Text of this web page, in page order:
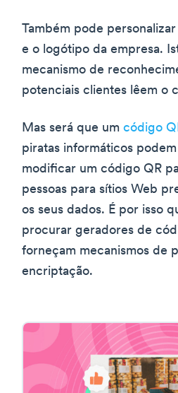
Também pode
e o logótipo da empresa.
mecanismo de
potenciais clientes lêem o
Mas será que um código
piratas informáticos
modificar um código QR
pessoas para sítios Web
os seus dados. É por isso
procurar geradores de
forneçam mecanismos de
encriptação.